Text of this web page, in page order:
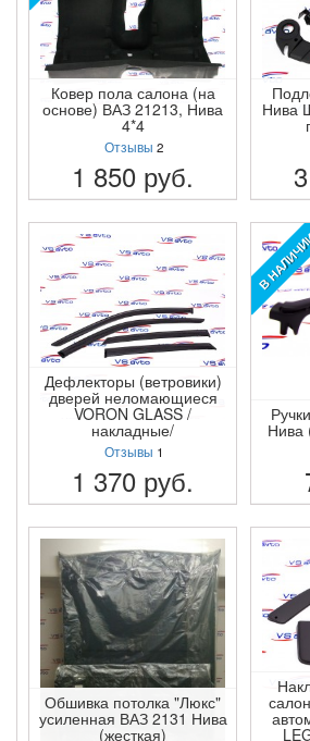
Ковер пола салона (на
основе) ВАЗ 21213, Нива
4*4
Отзывы 2
1 850 руб.
ПОДРОБНЕЕ
Нива
Дефлекторы (ветровики)
дверей неломающиеся
VORON GLASS /
накладные/
Отзывы 1
1 370 руб.
ПОДРОБНЕЕ
В
Нива
Обшивка потолка "Люкс"
усиленная ВАЗ 2131 Нива
(жесткая)